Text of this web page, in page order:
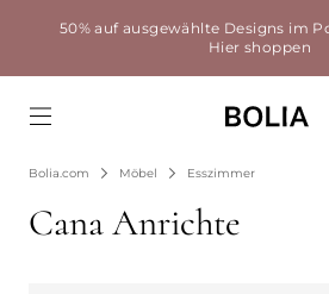
50% auf ausgewählte Designs im
Hier shoppen
Bolia.com Möbel Esszimmer
Cana Anrichte